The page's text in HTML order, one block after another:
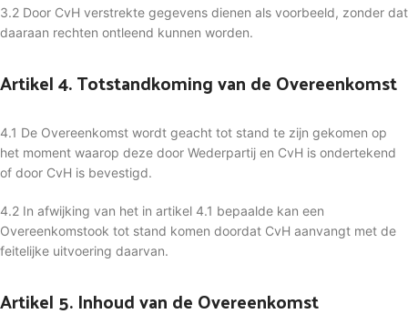
3.2 Door CvH verstrekte gegevens dienen als voorbeeld, zonder dat
daaraan rechten ontleend kunnen worden.
Artikel 4. Totstandkoming van de Overeenkomst
4.1 De Overeenkomst wordt geacht tot stand te zijn gekomen op
het moment waarop deze door Wederpartij en CvH is ondertekend
of door CvH is bevestigd.
4.2 In afwijking van het in artikel 4.1 bepaalde kan een
Overeenkomstook tot stand komen doordat CvH aanvangt met de
feitelijke uitvoering daarvan.
Artikel 5. Inhoud van de Overeenkomst